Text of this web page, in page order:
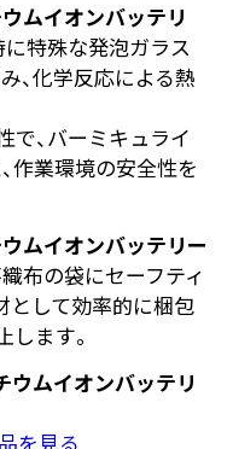
ムイオンバッテリ
に特殊な発泡ガラス
、化学反応による熱
で、バーミキュライ
作業環境の安全性を
ムイオンバッテリー
織布の袋にセーフティ
として効率的に梱包
ます。
ムイオンバッテリ
を見る